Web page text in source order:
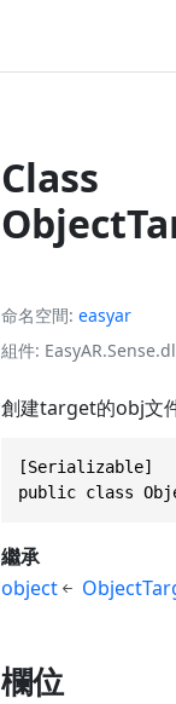
Class
命名空間 easyar
組件
創建target的obj文
[Serializable]
public class
繼承
object
欄位